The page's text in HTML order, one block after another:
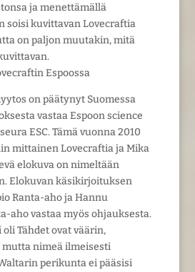
ja menettämällä
soisi kuvittavan Lovecraftia
on paljon muutakin, mitä
Espoossa
on päätynyt Suomessa
vastaa Espoon science
ESC. Tämä vuonna 2010
mittainen Lovecraftia ja Mika
elokuva on nimeltään
Elokuvan käsikirjoituksen
Ranta-aho ja Hannu
aho vastaa myös ohjauksesta.
Tähdet ovat väärin,
mutta nimeä ilmeisesti
perikunta ei pääsisi